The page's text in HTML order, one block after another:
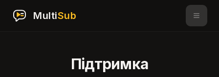
MultiSub
Підтримка